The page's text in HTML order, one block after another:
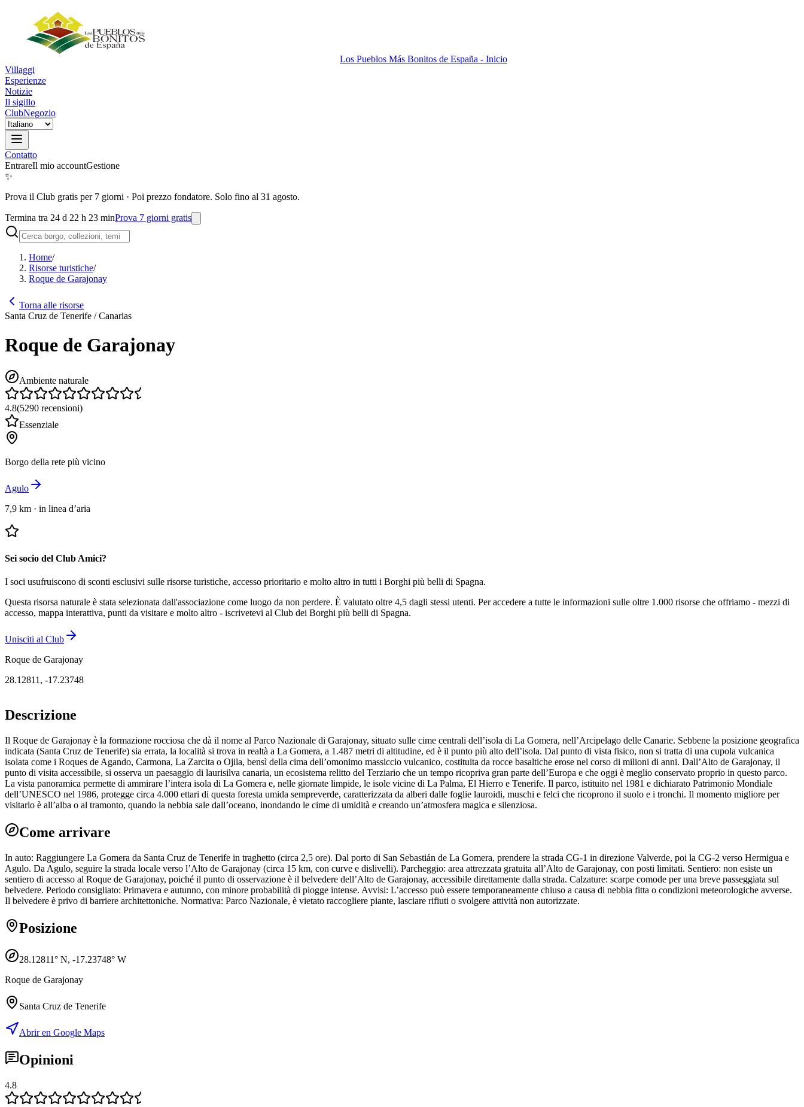
Los Pueblos Más Bonitos de España - Inicio
Villaggi
Esperienze
Notizie
Il sigillo
ClubNegozio
Contatto
EntrareIl mio accountGestione
✨
Prova il Club gratis per 7 giorni · Poi prezzo fondatore. Solo fino al 31 agosto.
Termina tra 24 d 22 h 23 minProva 7 giorni gratis
Home/
Risorse turistiche/
Roque de Garajonay
Torna alle risorse
Santa Cruz de Tenerife / Canarias
Roque de Garajonay
Ambiente naturale
4.8(5290 recensioni)
Essenziale
Borgo della rete più vicino
Agulo
7,9 km · in linea d’aria
Sei socio del Club Amici?
I soci usufruiscono di sconti esclusivi sulle risorse turistiche, accesso prioritario e molto altro in tutti i Borghi più belli di Spagna.
Questa risorsa naturale è stata selezionata dall'associazione come luogo da non perdere. È valutato oltre 4,5 dagli stessi utenti. Per accedere a tutte le informazioni sulle oltre 1.000 risorse che offriamo - mezzi di
accesso, mappa interattiva, punti da visitare e molto altro - iscrivetevi al Club dei Borghi più belli di Spagna.
Unisciti al Club
Roque de Garajonay
28.12811, -17.23748
Descrizione
Il Roque de Garajonay è la formazione rocciosa che dà il nome al Parco Nazionale di Garajonay, situato sulle cime centrali dell’isola di La Gomera, nell’Arcipelago delle Canarie. Sebbene la posizione geografica
indicata (Santa Cruz de Tenerife) sia errata, la località si trova in realtà a La Gomera, a 1.487 metri di altitudine, ed è il punto più alto dell’isola. Dal punto di vista fisico, non si tratta di una cupola vulcanica
isolata come i Roques de Agando, Carmona, La Zarcita o Ojila, bensì della cima dell’omonimo massiccio vulcanico, costituita da rocce basaltiche erose nel corso di milioni di anni. Dall’Alto de Garajonay, il
punto di visita accessibile, si osserva un paesaggio di laurisilva canaria, un ecosistema relitto del Terziario che un tempo ricopriva gran parte dell’Europa e che oggi è meglio conservato proprio in questo parco.
La vista panoramica permette di ammirare l’intera isola di La Gomera e, nelle giornate limpide, le isole vicine di La Palma, El Hierro e Tenerife. Il parco, istituito nel 1981 e dichiarato Patrimonio Mondiale
dell’UNESCO nel 1986, protegge circa 4.000 ettari di questa foresta umida sempreverde, caratterizzata da alberi dalle foglie lauroidi, muschi e felci che ricoprono il suolo e i tronchi. Il momento migliore per
visitarlo è all’alba o al tramonto, quando la nebbia sale dall’oceano, inondando le cime di umidità e creando un’atmosfera magica e silenziosa.
Come arrivare
In auto: Raggiungere La Gomera da Santa Cruz de Tenerife in traghetto (circa 2,5 ore). Dal porto di San Sebastián de La Gomera, prendere la strada CG-1 in direzione Valverde, poi la CG-2 verso Hermigua e
Agulo. Da Agulo, seguire la strada locale verso l’Alto de Garajonay (circa 15 km, con curve e dislivelli). Parcheggio: area attrezzata gratuita all’Alto de Garajonay, con posti limitati. Sentiero: non esiste un
sentiero di accesso al Roque de Garajonay, poiché il punto di osservazione è il belvedere dell’Alto de Garajonay, accessibile direttamente dalla strada. Calzature: scarpe comode per una breve passeggiata sul
belvedere. Periodo consigliato: Primavera e autunno, con minore probabilità di piogge intense. Avvisi: L’accesso può essere temporaneamente chiuso a causa di nebbia fitta o condizioni meteorologiche avverse.
Il belvedere è privo di barriere architettoniche. Normativa: Parco Nazionale, è vietato raccogliere piante, lasciare rifiuti o svolgere attività non autorizzate.
Posizione
28.12811° N, -17.23748° W
Roque de Garajonay
Santa Cruz de Tenerife
Abrir en Google Maps
Opinioni
4.8